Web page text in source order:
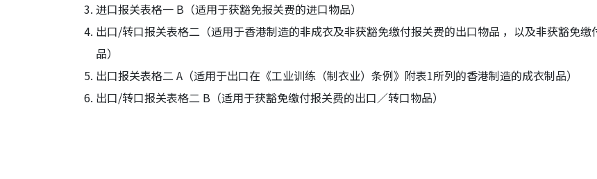
进口报关表格一 B（适用于获豁免报关费的进口物品）
出口/转口报关表格二（适用于香港制造的非成衣及非获豁免缴付报关费的出口物品 ，以及非获豁免缴
品）
出口报关表格二 A（适用于出口在《工业训练（制衣业）条例》附表1所列的香港制造的成衣制品）
出口/转口报关表格二 B（适用于获豁免缴付报关费的出口／转口物品）